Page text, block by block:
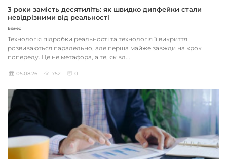
3 роки замість десятиліть: як швидко дипфейки стали
невідрізними від реальності
Бізнес
Технологія підробки реальності та технологія її викриття
розвиваються паралельно, але перша майже завжди на крок
попереду. Це не метафора, а те, як вл...
05.08.26 752 0